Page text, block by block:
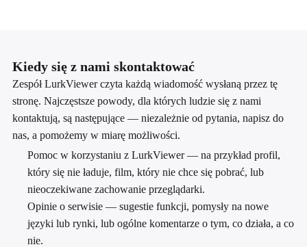
Kiedy się z nami skontaktować
Zespół LurkViewer czyta każdą wiadomość wysłaną przez tę
stronę. Najczęstsze powody, dla których ludzie się z nami
kontaktują, są następujące — niezależnie od pytania, napisz do
nas, a pomożemy w miarę możliwości.
Pomoc w korzystaniu z LurkViewer — na przykład profil,
który się nie ładuje, film, który nie chce się pobrać, lub
nieoczekiwane zachowanie przeglądarki.
Opinie o serwisie — sugestie funkcji, pomysły na nowe
języki lub rynki, lub ogólne komentarze o tym, co działa, a co
nie.